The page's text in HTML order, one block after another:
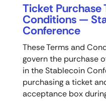
Ticket Purchase
Conditions —
Conference
These Terms and
govern the purchase
in the Stablecoin
purchasing a ticket
acceptance box